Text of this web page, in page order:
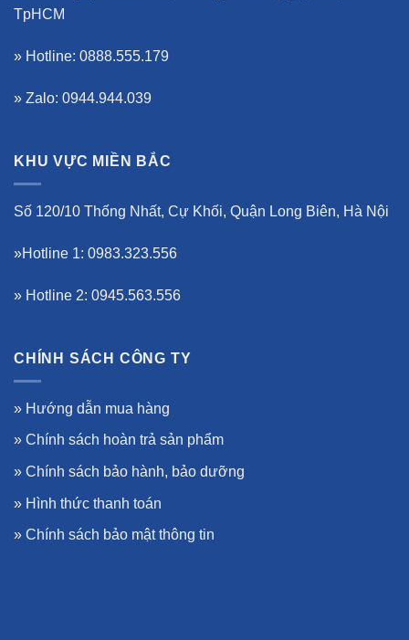
TpHCM
» Hotline: 0888.555.179
» Zalo: 0944.944.039
KHU VỰC MIỀN BẮC
Số 120/10 Thống Nhất, Cự Khối, Quận Long Biên, Hà Nội
»Hotline 1: 0983.323.556
» Hotline 2: 0945.563.556
CHÍNH SÁCH CÔNG TY
» Hướng dẫn mua hàng
» Chính sách hoàn trả sản phẩm
» Chính sách bảo hành, bảo dưỡng
» Hình thức thanh toán
» Chính sách bảo mật thông tin